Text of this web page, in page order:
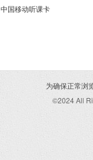
中国移动听课卡
为确保正常浏
©2024 All